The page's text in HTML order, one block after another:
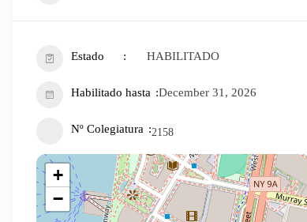
Estado HABILITADO
Habilitado hasta December 31, 2026
Nº Colegiatura 2158
+
−